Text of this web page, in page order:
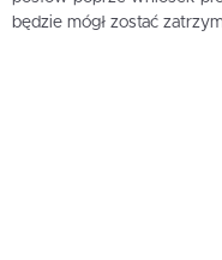
będzie mógł zostać